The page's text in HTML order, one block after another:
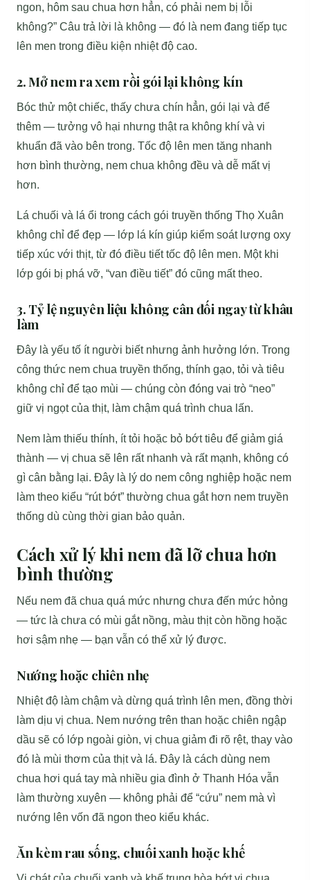
ngon, hôm sau chua hơn hẳn, có phải nem bị lỗi
không?” Câu trả lời là không — đó là nem đang tiếp tục
lên men trong điều kiện nhiệt độ cao.
2. Mở nem ra xem rồi gói lại không kín
Bóc thử một chiếc, thấy chưa chín hẳn, gói lại và để
thêm — tưởng vô hại nhưng thật ra không khí và vi
khuẩn đã vào bên trong. Tốc độ lên men tăng nhanh
hơn bình thường, nem chua không đều và dễ mất vị
hơn.
Lá chuối và lá ổi trong cách gói truyền thống Thọ Xuân
không chỉ để đẹp — lớp lá kín giúp kiểm soát lượng oxy
tiếp xúc với thịt, từ đó điều tiết tốc độ lên men. Một khi
lớp gói bị phá vỡ, “van điều tiết” đó cũng mất theo.
3. Tỷ lệ nguyên liệu không cân đối ngay từ khâu
làm
Đây là yếu tố ít người biết nhưng ảnh hưởng lớn. Trong
công thức nem chua truyền thống, thính gạo, tỏi và tiêu
không chỉ để tạo mùi — chúng còn đóng vai trò “neo”
giữ vị ngọt của thịt, làm chậm quá trình chua lấn.
Nem làm thiếu thính, ít tỏi hoặc bỏ bớt tiêu để giảm giá
thành — vị chua sẽ lên rất nhanh và rất mạnh, không có
gì cân bằng lại. Đây là lý do nem công nghiệp hoặc nem
làm theo kiểu “rút bớt” thường chua gắt hơn nem truyền
thống dù cùng thời gian bảo quản.
Cách xử lý khi nem đã lỡ chua hơn
bình thường
Nếu nem đã chua quá mức nhưng chưa đến mức hỏng
— tức là chưa có mùi gắt nồng, màu thịt còn hồng hoặc
hơi sậm nhẹ — bạn vẫn có thể xử lý được.
Nướng hoặc chiên nhẹ
Nhiệt độ làm chậm và dừng quá trình lên men, đồng thời
làm dịu vị chua. Nem nướng trên than hoặc chiên ngập
dầu sẽ có lớp ngoài giòn, vị chua giảm đi rõ rệt, thay vào
đó là mùi thơm của thịt và lá. Đây là cách dùng nem
chua hơi quá tay mà nhiều gia đình ở Thanh Hóa vẫn
làm thường xuyên — không phải để “cứu” nem mà vì
nướng lên vốn đã ngon theo kiểu khác.
Ăn kèm rau sống, chuối xanh hoặc khế